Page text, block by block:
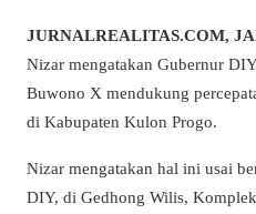
JURNALREALITAS.COM,
Nizar mengatakan Gubernur
Buwono X mendukung
di Kabupaten Kulon Progo.
Nizar mengatakan hal ini usai
DIY, di Gedhong Wilis,